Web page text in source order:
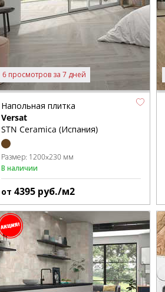
6 просмотров за 7 дней
Напольная плитка
Versat
STN Ceramica (Испания)
Размер: 1200x230 мм
В наличии
от4395 руб./м2